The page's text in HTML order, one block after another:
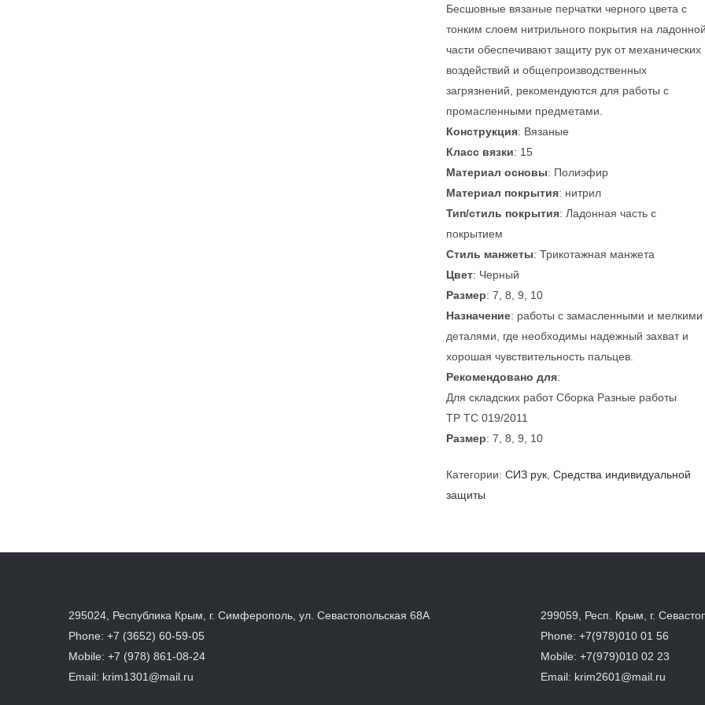
Бесшовные вязаные перчатки черного цвета с
тонким слоем нитрильного покрытия на ладонной
части обеспечивают защиту рук от механических
воздействий и общепроизводственных
загрязнений, рекомендуются для работы с
промасленными предметами.
Конструкция: Вязаные
Класс вязки: 15
Материал основы: Полиэфир
Материал покрытия: нитрил
Тип/стиль покрытия: Ладонная часть с
покрытием
Стиль манжеты: Трикотажная манжета
Цвет: Черный
Размер: 7, 8, 9, 10
Назначение: работы с замасленными и мелкими
деталями, где необходимы надежный захват и
хорошая чувствительность пальцев.
Рекомендовано для:
Для складских работ Сборка Разные работы
ТР ТС 019/2011
Размер: 7, 8, 9, 10
Категории: СИЗ рук Средства индивидуальной
защиты
295024, Республика Крым, г. Симферополь, ул. Севастопольская 68А
Phone: +7 (3652) 60-59-05
Mobile: +7 (978) 861-08-24
Email: krim1301@mail.ru
299059, Респ. Крым, г.
Phone: +7(978)010 01 56
Mobile: +7(979)010 02 23
Email: krim2601@mail.ru